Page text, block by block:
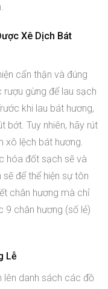
Xê Dịch Bát
cẩn thận và đúng
gừng để lau sạch
khi lau bát hương,
bớt. Tuy nhiên, hãy rút
xô lệch bát hương.
hóa đốt sạch sẽ và
để thể hiện sự tôn
chân hương mà chỉ
9 chân hương (số lẻ)
Lễ
lên danh sách các đồ